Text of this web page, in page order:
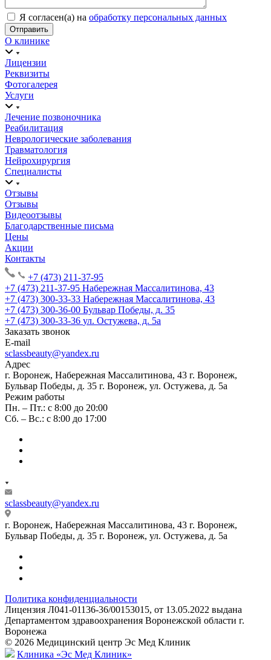
Я согласен(а) на обработку персональных данных
О клинике
Лицензии
Реквизиты
Фотогалерея
Услуги
Лечение позвоночника
Реабилитация
Неврологические заболевания
Травматология
Нейрохирургия
Специалисты
Отзывы
Отзывы
Видеоотзывы
Благодарственные письма
Цены
Акции
Контакты
+7 (473) 211-37-95
+7 (473) 211-37-95 Набережная Массалитинова, 43
+7 (473) 300-33-33 Набережная Массалитинова, 43
+7 (473) 300-36-00 Бульвар Победы, д. 35
+7 (473) 300-33-36 ул. Остужева, д. 5а
Заказать звонок
E-mail
sclassbeauty@yandex.ru
Адрес
г. Воронеж, Набережная Массалитинова, 43 г. Воронеж,
Бульвар Победы, д. 35 г. Воронеж, ул. Остужева, д. 5а
Режим работы
Пн. – Пт.: с 8:00 до 20:00
Сб. – Вс.: с 8:00 до 17:00
sclassbeauty@yandex.ru
г. Воронеж, Набережная Массалитинова, 43 г. Воронеж,
Бульвар Победы, д. 35 г. Воронеж, ул. Остужева, д. 5а
Политика конфиденциальности
Лицензия Л041-01136-36/00153015, от 13.05.2022 выдана
Департаментом здравоохранения Воронежской области г.
Воронежа
© 2026 Медицинский центр Эс Мед Клиник
Клиника «Эс Мед Клиник»